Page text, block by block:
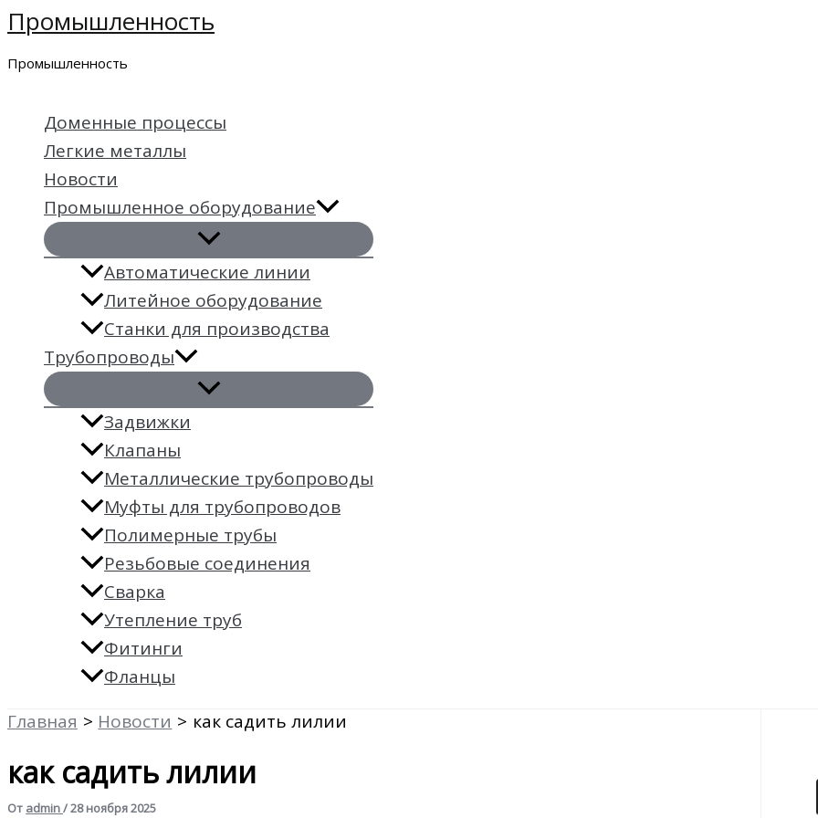
Перейти
содержимому
Промышленность
Промышленность
Доменные процессы
Легкие металлы
Новости
Промышленное оборудование
Автоматические линии
Литейное оборудование
Станки для производства
Трубопроводы
Задвижки
Клапаны
Металлические трубопроводы
Муфты для трубопроводов
Полимерные трубы
Резьбовые соединения
Сварка
Утепление труб
Фитинги
Фланцы
Главная
Новости как садить лилии
как садить лилии
От admin/28 ноября 2025